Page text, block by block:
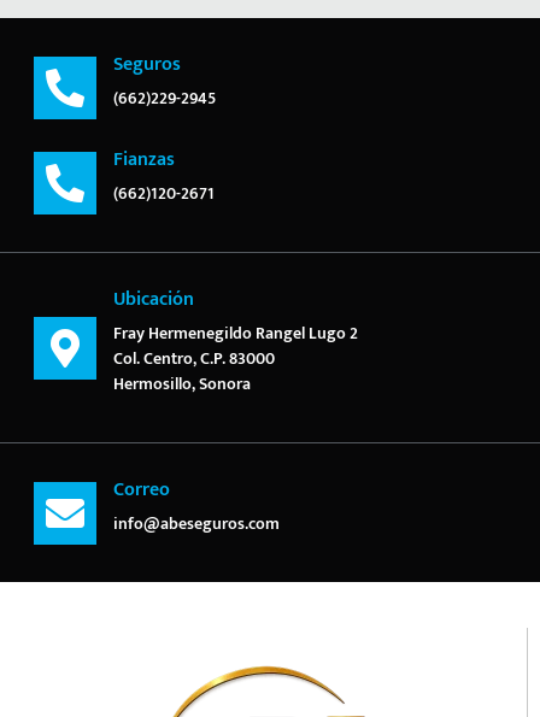
Seguros
(662)229-2945
Fianzas
(662)120-2671
Ubicación
Fray Hermenegildo Rangel Lugo 2
Col. Centro, C.P. 83000
Hermosillo, Sonora
Correo
info@abeseguros.com